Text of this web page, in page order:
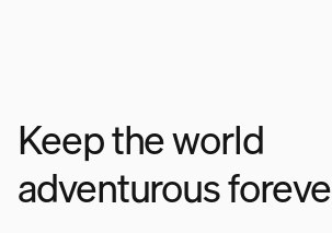
Keep the world
adventurous